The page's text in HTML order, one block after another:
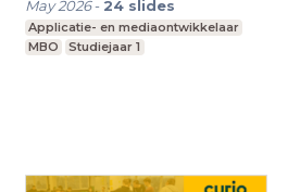
May 2026- 24 slides
Applicatie- en mediaontwikkelaar
MBO
Studiejaar 1